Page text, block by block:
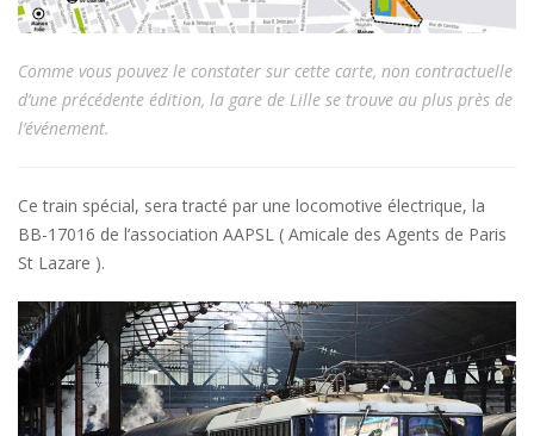
Comme vous pouvez le constater sur cette carte, non contractuelle
d’une précédente édition, la gare de Lille se trouve au plus près de
l’événement.
Ce train spécial, sera tracté par une locomotive électrique, la
BB-17016 de l’association AAPSL ( Amicale des Agents de Paris
St Lazare ).